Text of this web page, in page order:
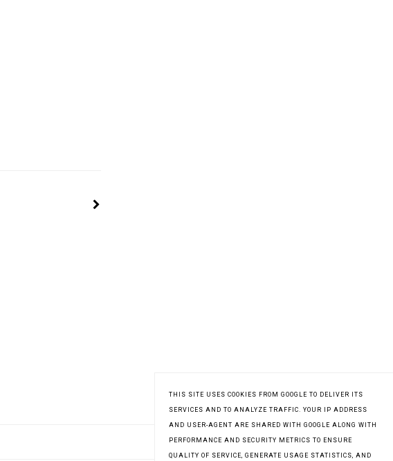
THIS SITE USES COOKIES FROM GOOGLE TO DELIVER ITS
SERVICES AND TO ANALYZE TRAFFIC. YOUR IP ADDRESS
AND USER-AGENT ARE SHARED WITH GOOGLE ALONG WITH
PERFORMANCE AND SECURITY METRICS TO ENSURE
QUALITY OF SERVICE, GENERATE USAGE STATISTICS, AND